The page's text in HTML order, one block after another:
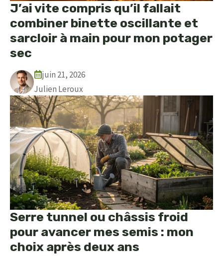
J’ai vite compris qu’il fallait
combiner binette oscillante et
sarcloir à main pour mon potager
sec
juin 21, 2026
Julien Leroux
Serre tunnel ou châssis froid
pour avancer mes semis : mon
choix après deux ans